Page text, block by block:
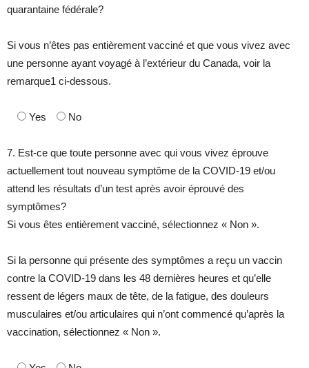
quarantaine fédérale?
Si vous n’êtes pas entièrement vacciné et que vous vivez avec
une personne ayant voyagé à l’extérieur du Canada, voir la
remarque1 ci-dessous.
Yes No
7. Est-ce que toute personne avec qui vous vivez éprouve
actuellement tout nouveau symptôme de la COVID-19 et/ou
attend les résultats d’un test après avoir éprouvé des
symptômes?
Si vous êtes entièrement vacciné, sélectionnez « Non ».
Si la personne qui présente des symptômes a reçu un vaccin
contre la COVID-19 dans les 48 dernières heures et qu’elle
ressent de légers maux de tête, de la fatigue, des douleurs
musculaires et/ou articulaires qui n’ont commencé qu’après la
vaccination, sélectionnez « Non ».